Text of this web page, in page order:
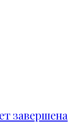
завершена